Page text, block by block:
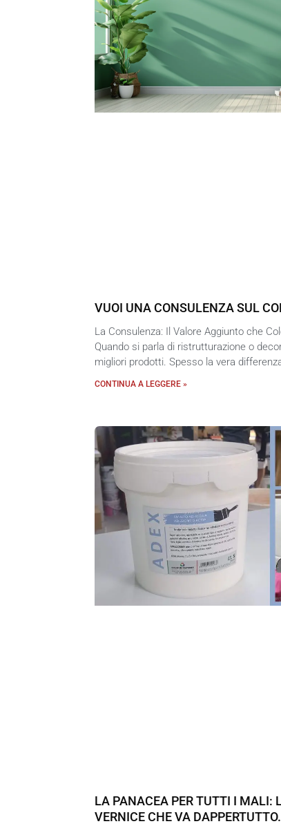
VUOI UNA CONSULENZA SUL
La Consulenza: Il Valore Aggiunto che
Quando si parla di ristrutturazione o
migliori prodotti. Spesso la vera
CONTINUA A LEGGERE »
LA PANACEA PER TUTTI I MALI:
VERNICE CHE VA DAPPERTUTTO.